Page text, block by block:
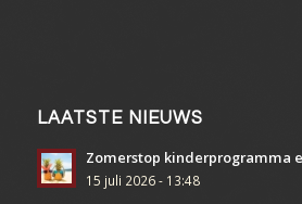
LAATSTE NIEUWS
Zomerstop kinderprogramma
15 juli 2026 - 13:48